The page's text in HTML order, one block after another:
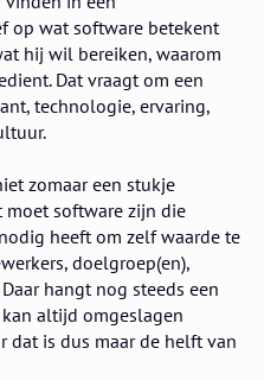
op wat software betekent
hij wil bereiken, waarom
Dat vraagt om een
technologie, ervaring,
zomaar een stukje
software zijn die
heeft om zelf waarde te
doelgroep(en),
hangt nog steeds een
altijd omgeslagen
dat is dus maar de helft van